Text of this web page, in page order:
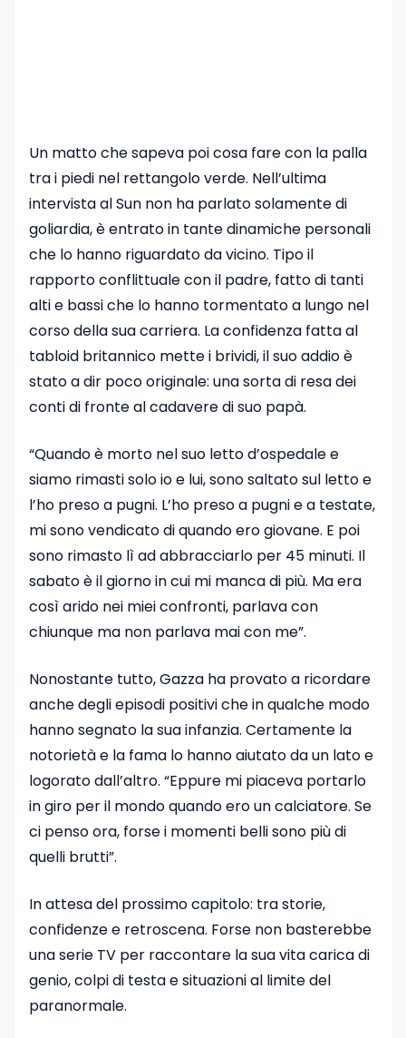
Un matto che sapeva poi cosa fare con la palla
tra i piedi nel rettangolo verde. Nell’ultima
intervista al Sun non ha parlato solamente di
goliardia, è entrato in tante dinamiche personali
che lo hanno riguardato da vicino. Tipo il
rapporto conflittuale con il padre, fatto di tanti
alti e bassi che lo hanno tormentato a lungo nel
corso della sua carriera. La confidenza fatta al
tabloid britannico mette i brividi, il suo addio è
stato a dir poco originale: una sorta di resa dei
conti di fronte al cadavere di suo papà.
“Quando è morto nel suo letto d’ospedale e
siamo rimasti solo io e lui, sono saltato sul letto e
l’ho preso a pugni. L’ho preso a pugni e a testate,
mi sono vendicato di quando ero giovane. E poi
sono rimasto lì ad abbracciarlo per 45 minuti. Il
sabato è il giorno in cui mi manca di più. Ma era
così arido nei miei confronti, parlava con
chiunque ma non parlava mai con me”.
Nonostante tutto, Gazza ha provato a ricordare
anche degli episodi positivi che in qualche modo
hanno segnato la sua infanzia. Certamente la
notorietà e la fama lo hanno aiutato da un lato e
logorato dall’altro. “Eppure mi piaceva portarlo
in giro per il mondo quando ero un calciatore. Se
ci penso ora, forse i momenti belli sono più di
quelli brutti”.
In attesa del prossimo capitolo: tra storie,
confidenze e retroscena. Forse non basterebbe
una serie TV per raccontare la sua vita carica di
genio, colpi di testa e situazioni al limite del
paranormale.